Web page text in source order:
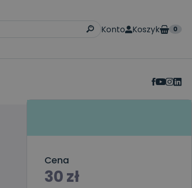
Konto Koszyk 0
Cena
30zł